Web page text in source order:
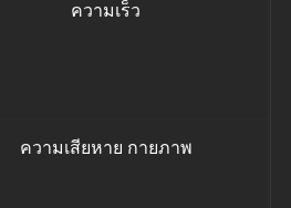
ความเร็ว
ความเสียหาย กายภาพ